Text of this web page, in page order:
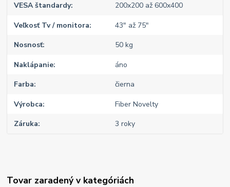
VESA štandardy 200x200 až 600x400
Veľkosť Tv / monitora 43" až 75"
Nosnosť 50 kg
Naklápanie áno
Farba čierna
Výrobca Fiber Novelty
Záruka 3 roky
Tovar zaradený v kategóriách